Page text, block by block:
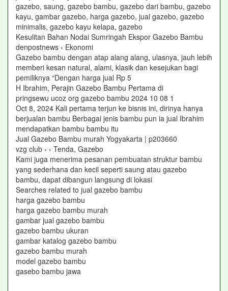
gazebo, saung, gazebo bambu, gazebo dari bambu, gazebo
kayu, gambar gazebo, harga gazebo, jual gazebo, gazebo
minimalis, gazebo kayu kelapa, gazebo
Kesulitan Bahan Nodai Sumringah Ekspor Gazebo Bambu
denpostnews › Ekonomi
Gazebo bambu dengan atap alang alang, ulasnya, jauh lebih
memberi kesan natural, alami, klasik dan kesejukan bagi
pemiliknya “Dengan harga jual Rp 5
H Ibrahim, Perajin Gazebo Bambu Pertama di
pringsewu ucoz org gazebo bambu 2024 10 08 1
Oct 8, 2024 Kali pertama terjun ke bisnis ini, dirinya hanya
berjualan bambu Berbagai jenis bambu pun ia jual Ibrahim
mendapatkan bambu bambu itu
Jual Gazebo Bambu murah Yogyakarta | p203660
vzg club › › Tenda, Gazebo
Kami juga menerima pesanan pembuatan struktur bambu
yang sederhana dan kecil seperti saung atau gazebo
bambu, dapat dibangun langsung di lokasi
Searches related to jual gazebo bambu
harga gazebo bambu
harga gazebo bambu murah
gambar jual gazebo bambu
gazebo bambu ukuran
gambar katalog gazebo bambu
gazebo bambu murah
model gazebo bambu
gasebo bambu jawa